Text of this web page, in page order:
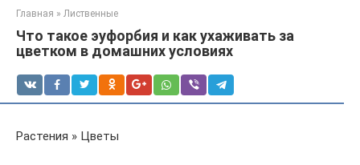
Главная » Лиственные
Что такое эуфорбия и как ухаживать за
цветком в домашних условиях
Растения » Цветы